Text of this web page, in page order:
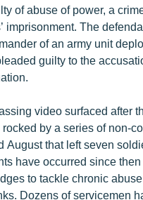
of abuse of power, a
imprisonment. The
of an army unit
guilty to the
video surfaced after
by a series of non-
August that left seven
have occurred since
to tackle chronic
Dozens of servicemen